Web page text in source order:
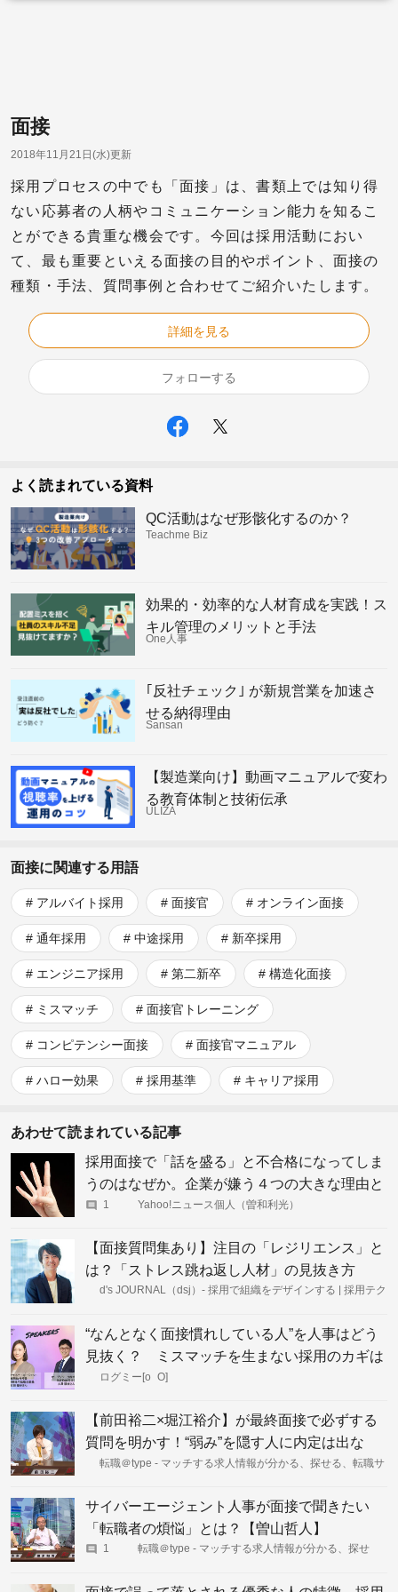
面接
2018年11月21日(水)更新
採用プロセスの中でも「面接」は、書類上では知り得
ない応募者の人柄やコミュニケーション能力を知るこ
とができる貴重な機会です。今回は採用活動におい
て、最も重要といえる面接の目的やポイント、面接の
種類・手法、質問事例と合わせてご紹介いたします。
詳細を見る
フォローする
よく読まれている資料
QC活動はなぜ形骸化するのか？
Teachme Biz
効果的・効率的な人材育成を実践！ス
キル管理のメリットと手法
One人事
｢反社チェック｣ が新規営業を加速さ
せる納得理由
Sansan
【製造業向け】動画マニュアルで変わ
る教育体制と技術伝承
ULIZA
面接に関連する用語
アルバイト採用 面接官 オンライン面接
通年採用 中途採用 新卒採用
エンジニア採用 第二新卒 構造化面接
ミスマッチ 面接官トレーニング
コンピテンシー面接 面接官マニュアル
ハロー効果 採用基準 キャリア採用
あわせて読まれている記事
採用面接で「話を盛る」と不合格になってしま
うのはなぜか。企業が嫌う４つの大きな理由と
は 1 Yahoo!ニュース個人（曽和利光）
【面接質問集あり】注目の「レジリエンス」と
は？「ストレス跳ね返し人材」の見抜き方
d's JOURNAL（dsj）- 採用で組織をデザインする | 採用テク
“なんとなく面接慣れしている人”を人事はどう
見抜く？ ミスマッチを生まない採用のカギは
「丁寧さ」と「非効率」
ログミー[o_O]
【前田裕二×堀江裕介】が最終面接で必ずする
質問を明かす！“弱み”を隠す人に内定は出な
い……？
転職＠type - マッチする求人情報が分かる、探せる、転職サ
サイバーエージェント人事が面接で聞きたい
「転職者の煩悩」とは？【曽山哲人】
1
転職＠type - マッチする求人情報が分かる、探せ